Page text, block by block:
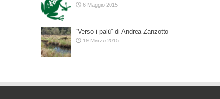
6 Maggio 2015
“Verso i palù” di Andrea Zanzotto
19 Marzo 2015